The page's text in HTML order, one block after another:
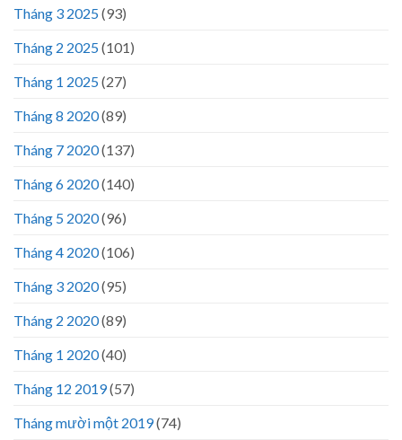
Tháng 3 2025(93)
Tháng 2 2025(101)
Tháng 1 2025(27)
Tháng 8 2020(89)
Tháng 7 2020(137)
Tháng 6 2020(140)
Tháng 5 2020(96)
Tháng 4 2020(106)
Tháng 3 2020(95)
Tháng 2 2020(89)
Tháng 1 2020(40)
Tháng 12 2019(57)
Tháng mười một 2019(74)